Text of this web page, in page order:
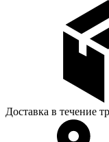
Доставка в течение